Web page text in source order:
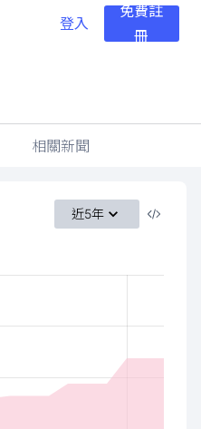
登入
免費註
冊
相關新聞
近5年